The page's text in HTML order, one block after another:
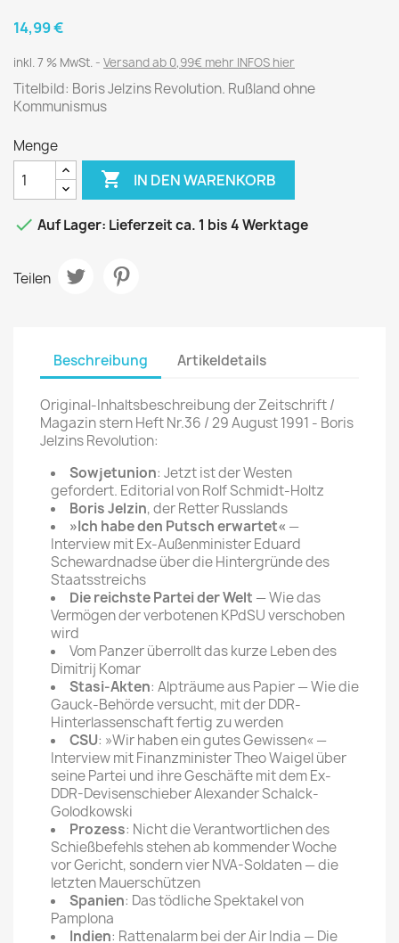
14,99 €
inkl. 7 % MwSt. Versand ab 0,99€ mehr INFOS hier
Titelbild: Boris Jelzins Revolution. Rußland ohne
Kommunismus
Menge
 IN DEN WARENKORB
 Auf Lager: Lieferzeit ca. 1 bis 4 Werktage
Teilen
Beschreibung Artikeldetails
Original-Inhaltsbeschreibung der Zeitschrift /
Magazin stern Heft Nr.36 / 29 August 1991 - Boris
Jelzins Revolution:
Sowjetunion: Jetzt ist der Westen
gefordert. Editorial von Rolf Schmidt-Holtz
Boris Jelzin, der Retter Russlands
»Ich habe den Putsch erwartet« —
Interview mit Ex-Außenminister Eduard
Schewardnadse über die Hintergründe des
Staatsstreichs
Die reichste Partei der Welt — Wie das
Vermögen der verbotenen KPdSU verschoben
wird
Vom Panzer überrollt das kurze Leben des
Dimitrij Komar
Stasi-Akten: Alpträume aus Papier — Wie die
Gauck-Behörde versucht, mit der DDR-
Hinterlassenschaft fertig zu werden
CSU: »Wir haben ein gutes Gewissen« —
Interview mit Finanzminister Theo Waigel über
seine Partei und ihre Geschäfte mit dem Ex-
DDR-Devisenschieber Alexander Schalck-
Golodkowski
Prozess: Nicht die Verantwortlichen des
Schießbefehls stehen ab kommender Woche
vor Gericht, sondern vier NVA-Soldaten — die
letzten Mauerschützen
Spanien: Das tödliche Spektakel von
Pamplona
Indien: Rattenalarm bei der Air India — Die